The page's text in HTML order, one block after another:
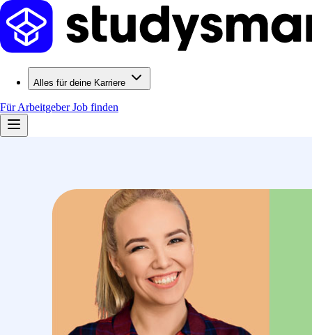
Alles für deine Karriere
Für ArbeitgeberJob finden